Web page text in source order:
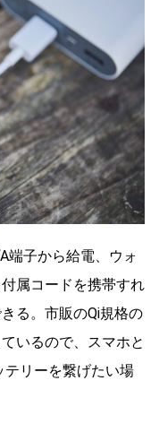
端子から給電、ウォ
属コードを携帯すれ
る。市販のQi規格の
いるので、スマホと
テリーを繋げたい場